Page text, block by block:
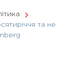
та не